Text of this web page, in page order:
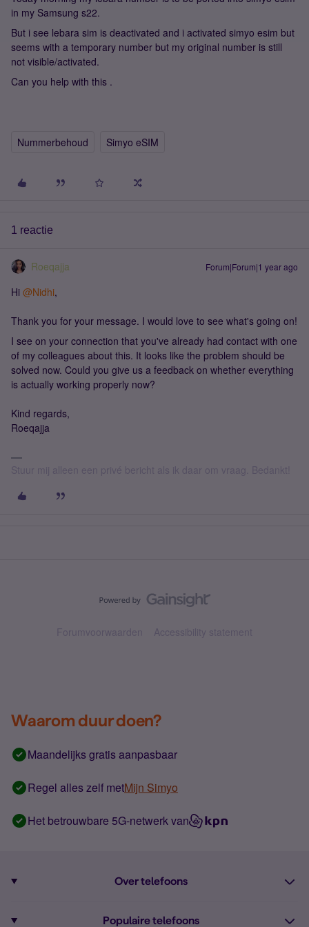
in my Samsung s22.
But i see lebara sim is deactivated and i activated simyo esim but
seems with a temporary number but my original number is still
not visible/activated.
Can you help with this .
Nummerbehoud Simyo eSIM
1 reactie
Roeqajja Forum|Forum|1 year ago
Hi @Nidhi,
Thank you for your message. I would love to see what's going on!
I see on your connection that you've already had contact with one
of my colleagues about this. It looks like the problem should be
solved now. Could you give us a feedback on whether everything
is actually working properly now?
Kind regards,
Roeqajja
Stuur mij alleen een privé bericht als ik daar om vraag. Bedankt!
Forumvoorwaarden Accessibility statement
Waarom duur doen?
Maandelijks gratis aanpasbaar
Regel alles zelf metMijn Simyo
Het betrouwbare 5G-netwerk van
Over telefoons
Populaire telefoons